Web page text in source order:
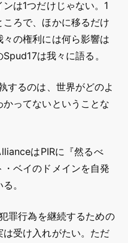
は1つだけじゃない。1
ろで、ほかに移るだけ
の権利には何ら影響は
は我々に語る。
するのは、世界がどのよ
ってないということな
はPIRに『然るべ
ベイのドメインを自発
。
罪行為を継続するための
受け入れがたい。ただ